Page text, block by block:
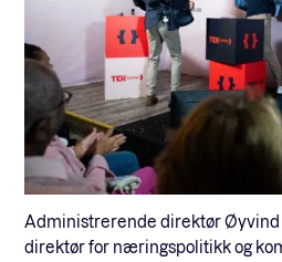
Administrerende direktør Øyvind
direktør for næringspolitikk og